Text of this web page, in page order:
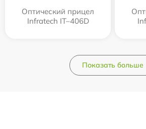
Оптический прицел
Infratech IT–406D
Показать больше